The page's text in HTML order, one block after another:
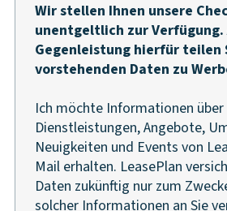
Wir stellen Ihnen unsere
unentgeltlich zur Verfügung.
Gegenleistung hierfür teilen
vorstehenden Daten zu
Ich möchte Informationen
Dienstleistungen, Angebote,
Neuigkeiten und Events von
Mail erhalten. LeasePlan
Daten zukünftig nur zum
solcher Informationen an Sie